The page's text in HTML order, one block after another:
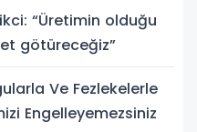
“Üretimin olduğu
götüreceğiz”
Ve Fezlekelerle
Engelleyemezsiniz